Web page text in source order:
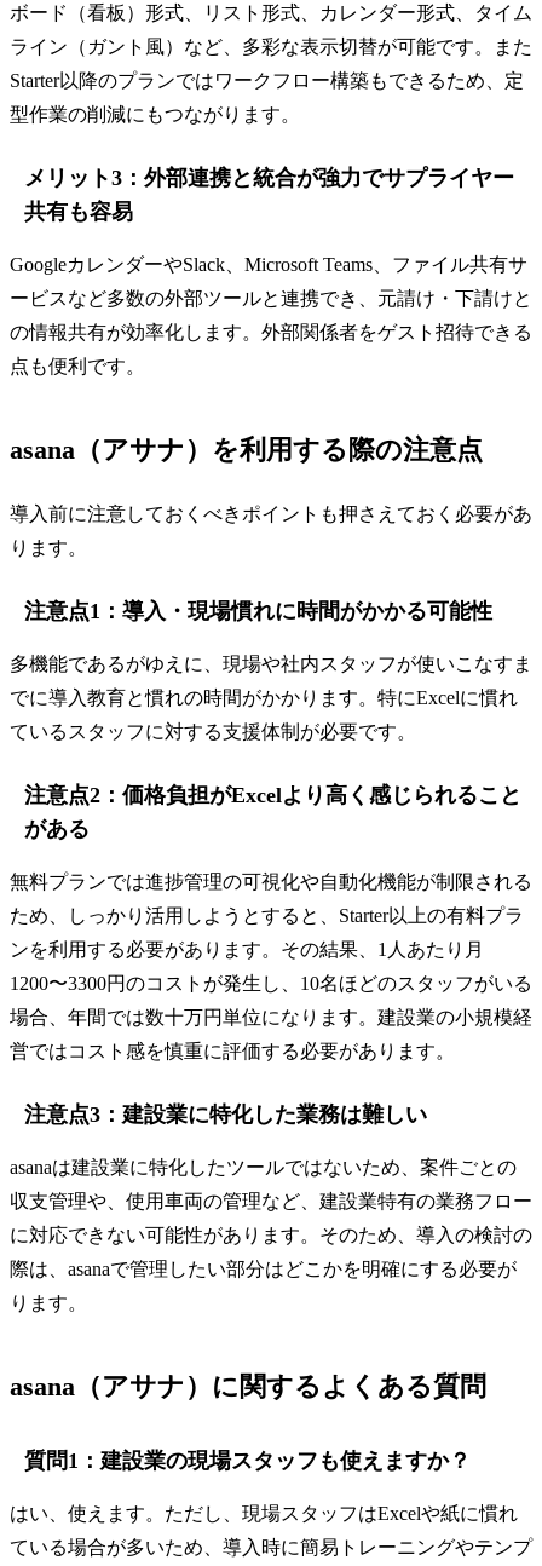
ボード（看板）形式、リスト形式、カレンダー形式、タイム
ライン（ガント風）など、多彩な表示切替が可能です。また
Starter以降のプランではワークフロー構築もできるため、定
型作業の削減にもつながります。
メリット3：外部連携と統合が強力でサプライヤー
共有も容易
GoogleカレンダーやSlack、Microsoft Teams、ファイル共有サ
ービスなど多数の外部ツールと連携でき、元請け・下請けと
の情報共有が効率化します。外部関係者をゲスト招待できる
点も便利です。
asana（アサナ）を利用する際の注意点
導入前に注意しておくべきポイントも押さえておく必要があ
ります。
注意点1：導入・現場慣れに時間がかかる可能性
多機能であるがゆえに、現場や社内スタッフが使いこなすま
でに導入教育と慣れの時間がかかります。特にExcelに慣れ
ているスタッフに対する支援体制が必要です。
注意点2：価格負担がExcelより高く感じられること
がある
無料プランでは進捗管理の可視化や自動化機能が制限される
ため、しっかり活用しようとすると、Starter以上の有料プラ
ンを利用する必要があります。その結果、1人あたり月
1200〜3300円のコストが発生し、10名ほどのスタッフがいる
場合、年間では数十万円単位になります。建設業の小規模経
営ではコスト感を慎重に評価する必要があります。
注意点3：建設業に特化した業務は難しい
asanaは建設業に特化したツールではないため、案件ごとの
収支管理や、使用車両の管理など、建設業特有の業務フロー
に対応できない可能性があります。そのため、導入の検討の
際は、asanaで管理したい部分はどこかを明確にする必要が
ります。
asana（アサナ）に関するよくある質問
質問1：建設業の現場スタッフも使えますか？
はい、使えます。ただし、現場スタッフはExcelや紙に慣れ
ている場合が多いため、導入時に簡易トレーニングやテンプ